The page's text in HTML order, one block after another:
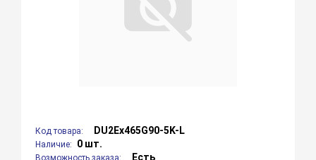
Код товара: DU2Ex465G90-5K-L
Наличие: 0 шт.
Есть